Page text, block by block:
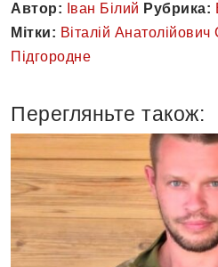
Автор: Іван Білий Рубрика:
Мітки: Віталій Анатолійович
Підгородне
Перегляньте також: